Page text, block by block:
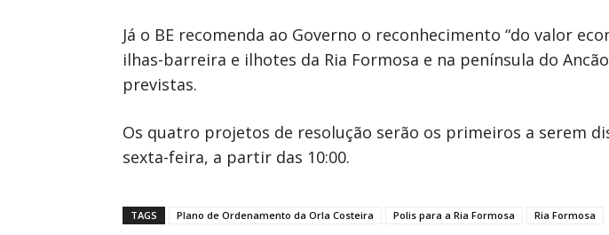
Já o BE recomenda ao Governo o reconhecimento “do valor
ilhas-barreira e ilhotes da Ria Formosa e na península do
previstas.
Os quatro projetos de resolução serão os primeiros a serem
sexta-feira, a partir das 10:00.
TAGS Plano de Ordenamento da Orla Costeira Polis para a Ria Formosa Ria Formosa